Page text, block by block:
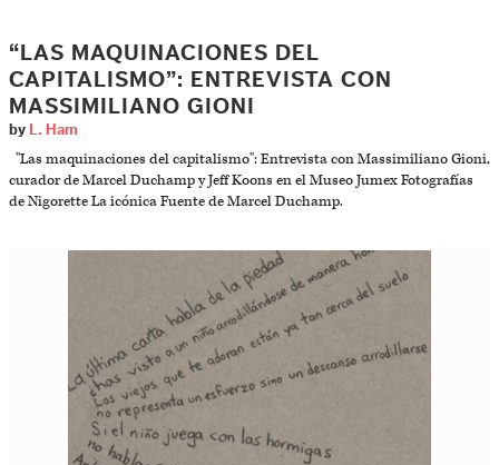
“LAS MAQUINACIONES DEL
CAPITALISMO”: ENTREVISTA CON
MASSIMILIANO GIONI
by L. Ham
"Las maquinaciones del capitalismo": Entrevista con Massimiliano Gioni,
curador de Marcel Duchamp y Jeff Koons en el Museo Jumex Fotografías
de Nigorette La icónica Fuente de Marcel Duchamp.